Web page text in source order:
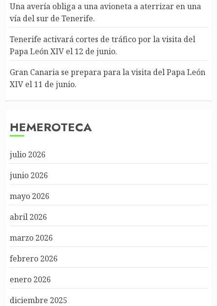
Una avería obliga a una avioneta a aterrizar en una
vía del sur de Tenerife.
Tenerife activará cortes de tráfico por la visita del
Papa León XIV el 12 de junio.
Gran Canaria se prepara para la visita del Papa León
XIV el 11 de junio.
HEMEROTECA
julio 2026
junio 2026
mayo 2026
abril 2026
marzo 2026
febrero 2026
enero 2026
diciembre 2025